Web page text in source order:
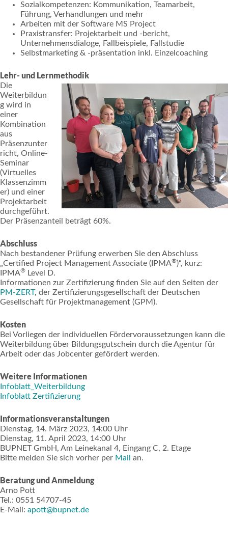
Sozialkompetenzen: Kommunikation, Teamarbeit,
Führung, Verhandlungen und mehr
Arbeiten mit der Software MS Project
Praxistransfer: Projektarbeit und -bericht,
Unternehmensdialoge, Fallbeispiele, Fallstudie
Selbstmarketing & -präsentation inkl. Einzelcoaching
Lehr- und Lernmethodik
Die
Weiterbildun
g wird in
einer
Kombination
aus
Präsenzunter
richt, Online-
Seminar
(Virtuelles
Klassenzimm
er) und einer
Projektarbeit
durchgeführt.
Der Präsenzanteil beträgt 60%.
Abschluss
Nach bestandener Prüfung erwerben Sie den Abschluss
„Certified Project Management Associate (IPMA®)“, kurz:
IPMA® Level D.
Informationen zur Zertifizierung finden Sie auf den Seiten der
PM-ZERT, der Zertifizierungsgesellschaft der Deutschen
Gesellschaft für Projektmanagement (GPM).
Kosten
Bei Vorliegen der individuellen Fördervoraussetzungen kann die
Weiterbildung über Bildungsgutschein durch die Agentur für
Arbeit oder das Jobcenter gefördert werden.
Weitere Informationen
Infoblatt_Weiterbildung
Infoblatt Zertifizierung
Informationsveranstaltungen
Dienstag, 14. März 2023, 14:00 Uhr
Dienstag, 11. April 2023, 14:00 Uhr
BUPNET GmbH, Am Leinekanal 4, Eingang C, 2. Etage
Bitte melden Sie sich vorher per Mail an.
Beratung und Anmeldung
Arno Pott
Tel.: 0551 54707-45
E-Mail: apott@bupnet.de